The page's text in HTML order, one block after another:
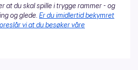
at du skal spille i trygge rammer - og
og glede. Er du imidlertid bekymret
vi at du besøker våre